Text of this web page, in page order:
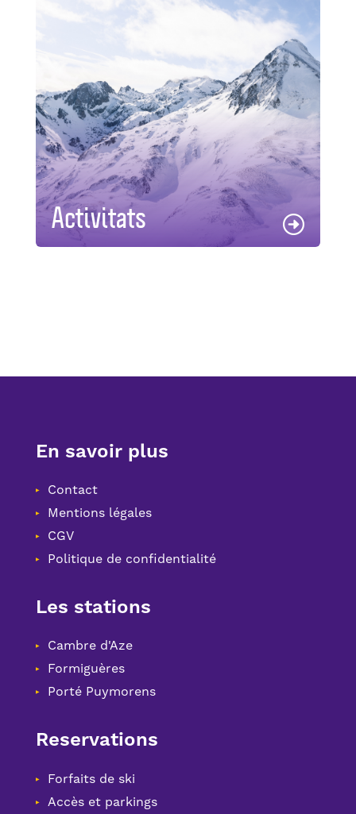
Activitats
En savoir plus
Contact
Mentions légales
CGV
Politique de confidentialité
Les stations
Cambre d'Aze
Formiguères
Porté Puymorens
Reservations
Forfaits de ski
Accès et parkings